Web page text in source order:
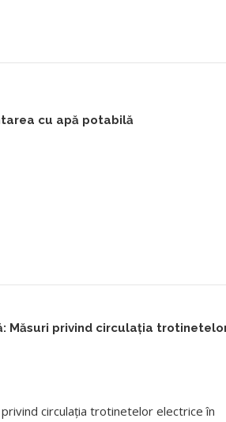
cu apă potabilă
Măsuri privind circulația
circulația trotinetelor electrice în